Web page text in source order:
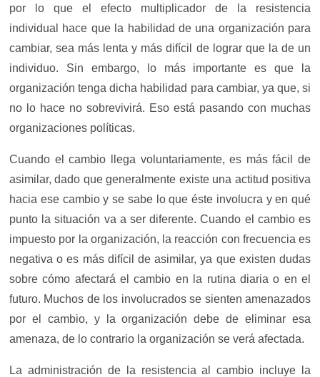
por lo que el efecto multiplicador de la resistencia
individual hace que la habilidad de una organización para
cambiar, sea más lenta y más difícil de lograr que la de un
individuo. Sin embargo, lo más importante es que la
organización tenga dicha habilidad para cambiar, ya que, si
no lo hace no sobrevivirá. Eso está pasando con muchas
organizaciones políticas.
Cuando el cambio llega voluntariamente, es más fácil de
asimilar, dado que generalmente existe una actitud positiva
hacia ese cambio y se sabe lo que éste involucra y en qué
punto la situación va a ser diferente. Cuando el cambio es
impuesto por la organización, la reacción con frecuencia es
negativa o es más difícil de asimilar, ya que existen dudas
sobre cómo afectará el cambio en la rutina diaria o en el
futuro. Muchos de los involucrados se sienten amenazados
por el cambio, y la organización debe de eliminar esa
amenaza, de lo contrario la organización se verá afectada.
La administración de la resistencia al cambio incluye la